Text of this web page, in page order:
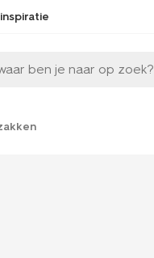
inspiratie
ben je naar op zoek?